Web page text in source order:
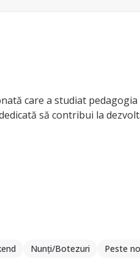
care a studiat
să contribui la
care m-a pregătit să
munca ca bonă și
și organizarea activităților
Nunți/Botezuri Peste